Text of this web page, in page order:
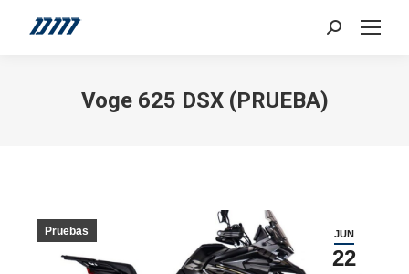
Search:
Voge 625 DSX (PRUEBA)
JUN
22
Pruebas